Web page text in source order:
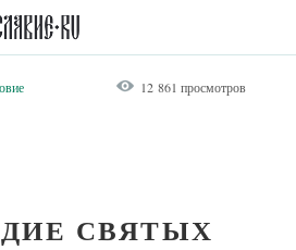
12 861 просмотров
СВЯТЫХ